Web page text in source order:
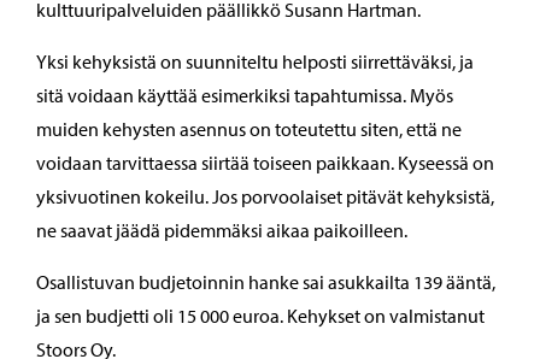
kulttuuripalveluiden päällikkö Susann Hartman.
Yksi kehyksistä on suunniteltu helposti siirrettäväksi, ja
sitä voidaan käyttää esimerkiksi tapahtumissa. Myös
muiden kehysten asennus on toteutettu siten, että ne
voidaan tarvittaessa siirtää toiseen paikkaan. Kyseessä on
yksivuotinen kokeilu. Jos porvoolaiset pitävät kehyksistä,
ne saavat jäädä pidemmäksi aikaa paikoilleen.
Osallistuvan budjetoinnin hanke sai asukkailta 139 ääntä,
ja sen budjetti oli 15 000 euroa. Kehykset on valmistanut
Stoors Oy.